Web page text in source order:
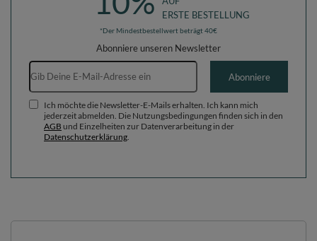
ERSTE BESTELLUNG
*Der Mindestbestellwert beträgt 40€
Abonniere unseren Newsletter
E-Mail-Adresse
Abonniere
Ich möchte die Newsletter-E-Mails erhalten. Ich kann mich
jederzeit abmelden. Die Nutzungsbedingungen finden sich in den
AGB und Einzelheiten zur Datenverarbeitung in der
Datenschutzerklärung